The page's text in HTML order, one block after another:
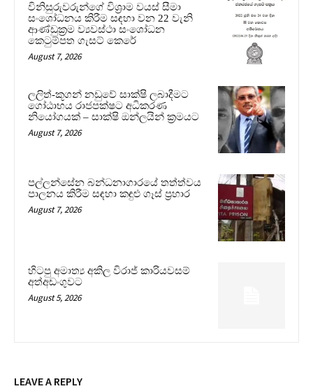
විනිසුරුවරුන්ගේ විශ්‍රාම වයස් සීමා
සංශෝධනය කිරීම සඳහා වන 22 වැනි
ආණ්ඩුක්‍රම ව්‍යවස්ථා සංශෝධන
කෙටුම්පත ගැසට් කෙරේ
August 7, 2026
ලලිත්-කූගන් නඩුවේ සාක්ෂි ලබාදීමට
ගෝඨාභය රාජපක්ෂට අධිකරණ
නියෝගයක් – සාක්ෂි ඔන්ලයින් ක්‍රමයට
August 7, 2026
පල්ලන්සේන බන්ධනාගාරයේ තත්ත්වය
පාලනය කිරීම සඳහා කඳුළු ගෑස් ප්‍රහාර
August 7, 2026
හිටපු අමාත්‍ය අකිල විරාජ් කාරියවසම්
අත්අඩංගුවට
August 5, 2026
LEAVE A REPLY